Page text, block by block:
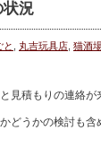
状況
と 丸吉玩具店 猫酒
見積もりの連絡が
どうかの検討も